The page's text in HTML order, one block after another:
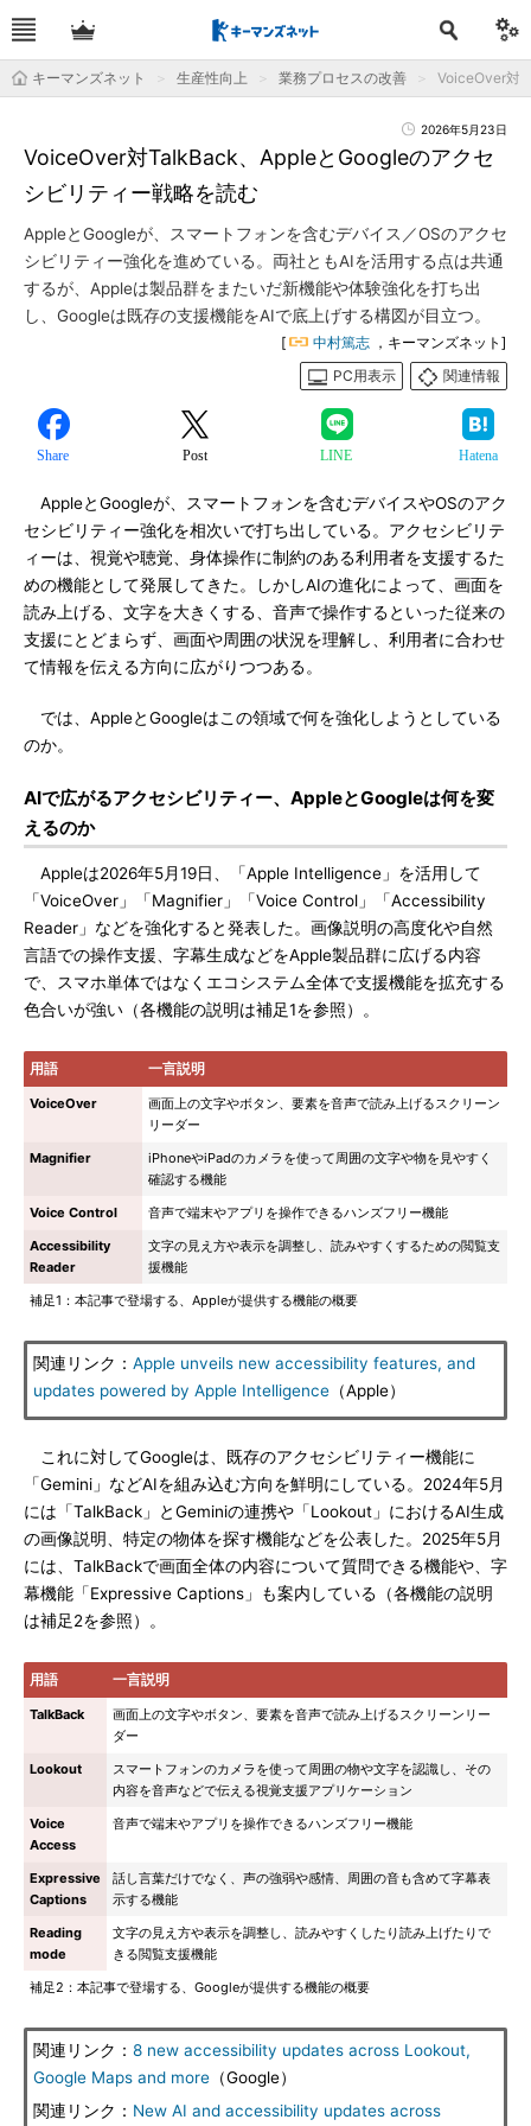
キーマンズネット 生産性向上 業務プロセスの改善 VoiceOver対
2026年5月23日
VoiceOver対TalkBack、AppleとGoogleのアクセ
シビリティー戦略を読む
AppleとGoogleが、スマートフォンを含むデバイス／OSのアクセ
シビリティー強化を進めている。両社ともAIを活用する点は共通
するが、Appleは製品群をまたいだ新機能や体験強化を打ち出
し、Googleは既存の支援機能をAIで底上げする構図が目立つ。
[ 中村篤志 ，キーマンズネット]
PC用表示
関連情報
Share Post LINE Hatena
AppleとGoogleが、スマートフォンを含むデバイスやOSのアク
セシビリティー強化を相次いで打ち出している。アクセシビリテ
ィーは、視覚や聴覚、身体操作に制約のある利用者を支援するた
めの機能として発展してきた。しかしAIの進化によって、画面を
読み上げる、文字を大きくする、音声で操作するといった従来の
支援にとどまらず、画面や周囲の状況を理解し、利用者に合わせ
て情報を伝える方向に広がりつつある。
では、AppleとGoogleはこの領域で何を強化しようとしている
のか。
AIで広がるアクセシビリティー、AppleとGoogleは何を変
えるのか
Appleは2026年5月19日、「Apple Intelligence」を活用して
「VoiceOver」「Magnifier」「Voice Control」「Accessibility
Reader」などを強化すると発表した。画像説明の高度化や自然
言語での操作支援、字幕生成などをApple製品群に広げる内容
で、スマホ単体ではなくエコシステム全体で支援機能を拡充する
色合いが強い（各機能の説明は補足1を参照）。
用語 一言説明
VoiceOver
画面上の文字やボタン、要素を音声で読み上げるスクリーン
リーダー
Magnifier
iPhoneやiPadのカメラを使って周囲の文字や物を見やすく
確認する機能
Voice Control
音声で端末やアプリを操作できるハンズフリー機能
Accessibility
Reader
文字の見え方や表示を調整し、読みやすくするための閲覧支
援機能
補足1：本記事で登場する、Appleが提供する機能の概要
関連リンク： Apple unveils new accessibility features, and
updates powered by Apple Intelligence （Apple）
これに対してGoogleは、既存のアクセシビリティー機能に
「Gemini」などAIを組み込む方向を鮮明にしている。2024年5月
には「TalkBack」とGeminiの連携や「Lookout」におけるAI生成
の画像説明、特定の物体を探す機能などを公表した。2025年5月
には、TalkBackで画面全体の内容について質問できる機能や、字
幕機能「Expressive Captions」も案内している（各機能の説明
は補足2を参照）。
用語 一言説明
TalkBack
画面上の文字やボタン、要素を音声で読み上げるスクリーンリー
ダー
Lookout
スマートフォンのカメラを使って周囲の物や文字を認識し、その
内容を音声などで伝える視覚支援アプリケーション
Voice
Access
音声で端末やアプリを操作できるハンズフリー機能
Expressive
Captions
話し言葉だけでなく、声の強弱や感情、周囲の音も含めて字幕表
示する機能
Reading
mode
文字の見え方や表示を調整し、読みやすくしたり読み上げたりで
きる閲覧支援機能
補足2：本記事で登場する、Googleが提供する機能の概要
関連リンク： 8 new accessibility updates across Lookout,
Google Maps and more （Google）
関連リンク： New AI and accessibility updates across